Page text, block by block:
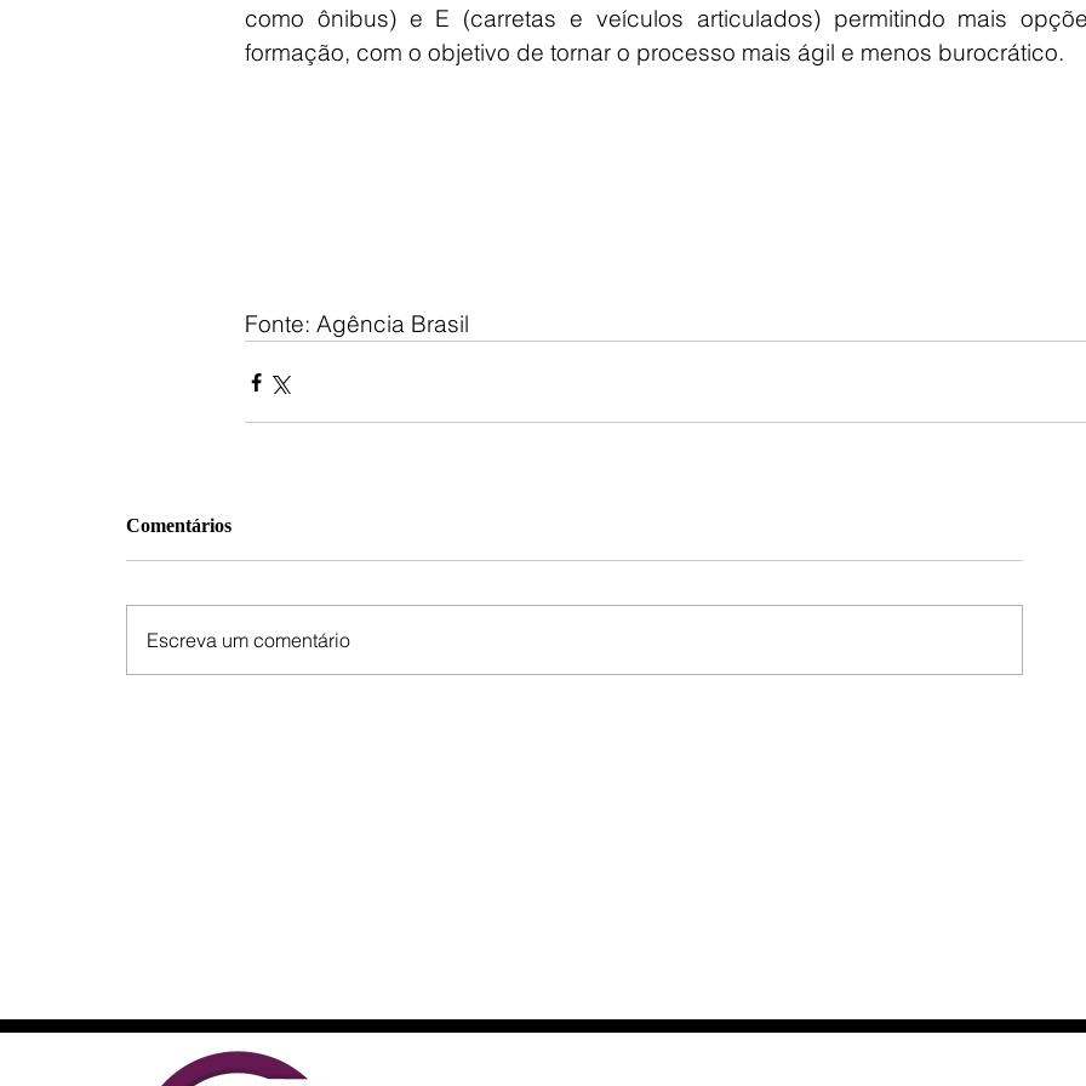
como ônibus) e E (carretas e veículos articulados) permitindo mais
formação, com o objetivo de tornar o processo mais ágil e menos burocrático.
Fonte: Agência Brasil
Comentários
Escreva um comentário